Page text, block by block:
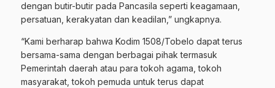
dengan butir-butir pada Pancasila seperti keagamaan,
persatuan, kerakyatan dan keadilan,” ungkapnya.
“Kami berharap bahwa Kodim 1508/Tobelo dapat terus
bersama-sama dengan berbagai pihak termasuk
Pemerintah daerah atau para tokoh agama, tokoh
masyarakat, tokoh pemuda untuk terus dapat